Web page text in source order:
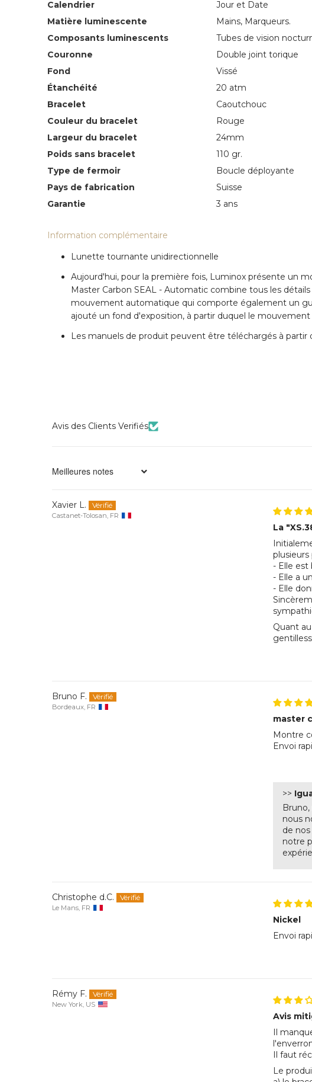
Calendrier
Jour et Date
Matière luminescente
Mains, Marqueurs.
Composants luminescents
Tubes de vision
Couronne
Double joint torique
Fond
Vissé
Étanchéité
20 atm
Bracelet
Caoutchouc
Couleur du bracelet
Rouge
Largeur du bracelet
24mm
Poids sans bracelet
110 gr.
Type de fermoir
Boucle déployante
Pays de fabrication
Suisse
Garantie
3 ans
Information complémentaire
Lunette tournante unidirectionnelle
Aujourd'hui, pour la première fois, Luminox présente un
Master Carbon SEAL - Automatic combine tous les
mouvement automatique qui comporte également un
ajouté un fond d'exposition, à partir duquel le
Les manuels de produit peuvent être téléchargés à partir
Avis des Clients Verifiés
Sort by
Xavier L.
Castanet-Tolosan, FR
La
plusieurs
- Elle est
- Elle a
- Elle
Quant
Bruno F.
Bordeaux, FR
master
Montre
Envoi
>>
nous
de
notre
Christophe d.C.
Le Mans, FR
Nickel
Envoi
Rémy F.
New York, US
Avis
Il
Il faut
Le